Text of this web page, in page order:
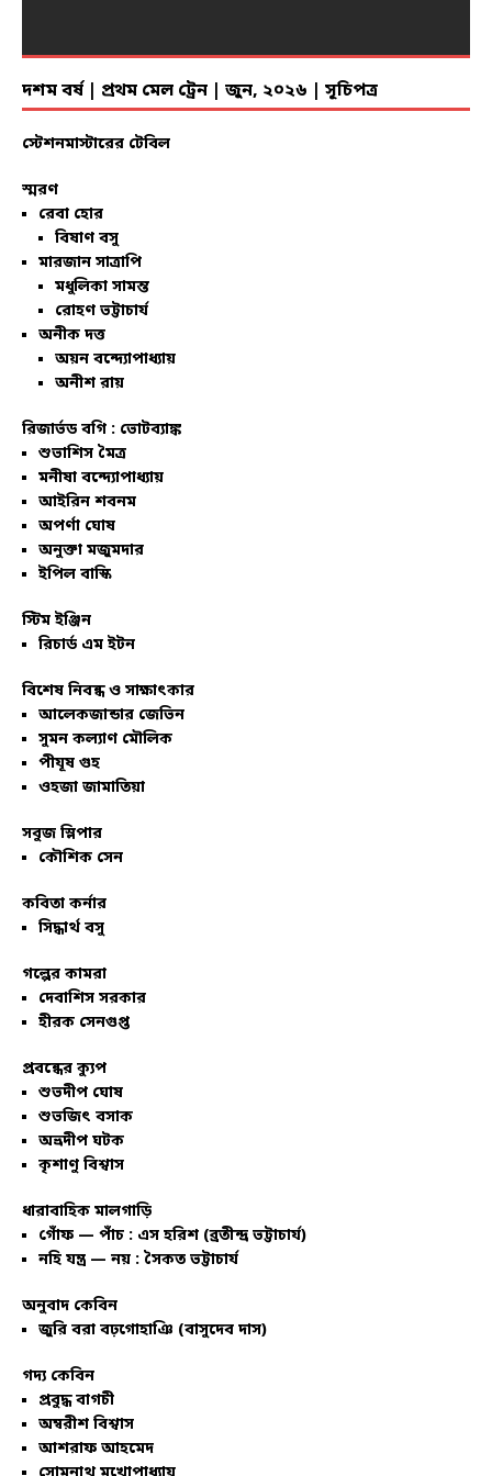
দশম বর্ষ | প্রথম মেল ট্রেন | জুন, ২০২৬ | সূচিপত্র
স্টেশনমাস্টারের টেবিল
স্মরণ
রেবা হোর
বিষাণ বসু
মারজান সাত্রাপি
মধুলিকা সামন্ত
রোহণ ভট্টাচার্য
অনীক দত্ত
অয়ন বন্দ্যোপাধ্যায়
অনীশ রায়
রিজার্ভড বগি : ভোটব্যাঙ্ক
শুভাশিস মৈত্র
মনীষা বন্দ্যোপাধ্যায়
আইরিন শবনম
অপর্ণা ঘোষ
অনুক্তা মজুমদার
ইপিল বাস্কি
স্টিম ইঞ্জিন
রিচার্ড এম ইটন
বিশেষ নিবন্ধ ও সাক্ষাৎকার
আলেকজান্ডার জেভিন
সুমন কল্যাণ মৌলিক
পীযূষ গুহ
ওহজা জামাতিয়া
সবুজ স্লিপার
কৌশিক সেন
কবিতা কর্নার
সিদ্ধার্থ বসু
গল্পের কামরা
দেবাশিস সরকার
হীরক সেনগুপ্ত
প্রবন্ধের ক্যুপ
শুভদীপ ঘোষ
শুভজিৎ বসাক
অভ্রদীপ ঘটক
কৃশাণু বিশ্বাস
ধারাবাহিক মালগাড়ি
গোঁফ — পাঁচ : এস হরিশ (ব্রতীন্দ্র ভট্টাচার্য)
নহি যন্ত্র — নয় : সৈকত ভট্টাচার্য
অনুবাদ কেবিন
জুরি বরা বঢ়গোহাঞি (বাসুদেব দাস)
গদ্য কেবিন
প্রবুদ্ধ বাগচী
অম্বরীশ বিশ্বাস
আশরাফ আহমেদ